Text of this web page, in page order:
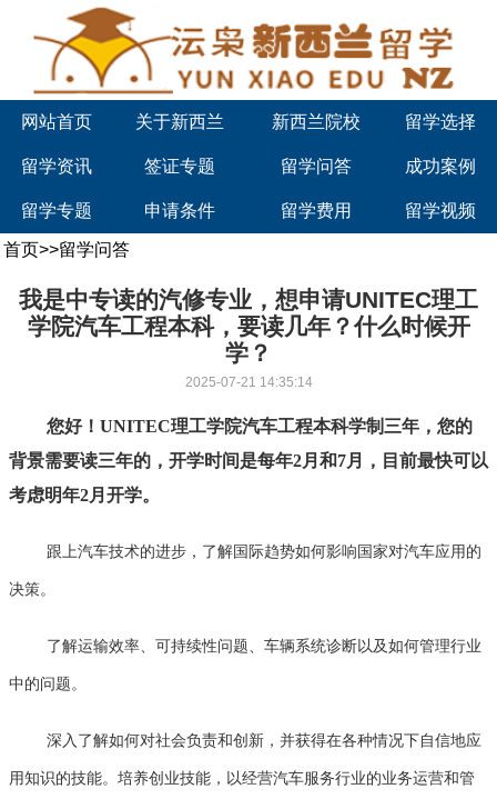
网站首页 关于新西兰 新西兰院校 留学选择
留学资讯 签证专题 留学问答 成功案例
留学专题 申请条件 留学费用 留学视频
首页>>留学问答
我是中专读的汽修专业，想申请UNITEC理工
学院汽车工程本科，要读几年？什么时候开
学？
2025-07-21 14:35:14
您好！UNITEC理工学院汽车工程本科学制三年，您的
背景需要读三年的，开学时间是每年2月和7月，目前最快可以
考虑明年2月开学。
跟上汽车技术的进步，了解国际趋势如何影响国家对汽车应用的
决策。
了解运输效率、可持续性问题、车辆系统诊断以及如何管理行业
中的问题。
深入了解如何对社会负责和创新，并获得在各种情况下自信地应
用知识的技能。培养创业技能，以经营汽车服务行业的业务运营和管